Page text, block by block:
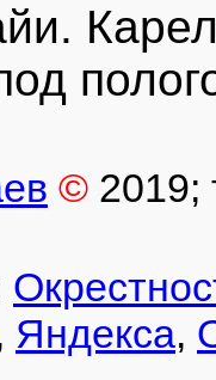
© 2019;
Яндекса,